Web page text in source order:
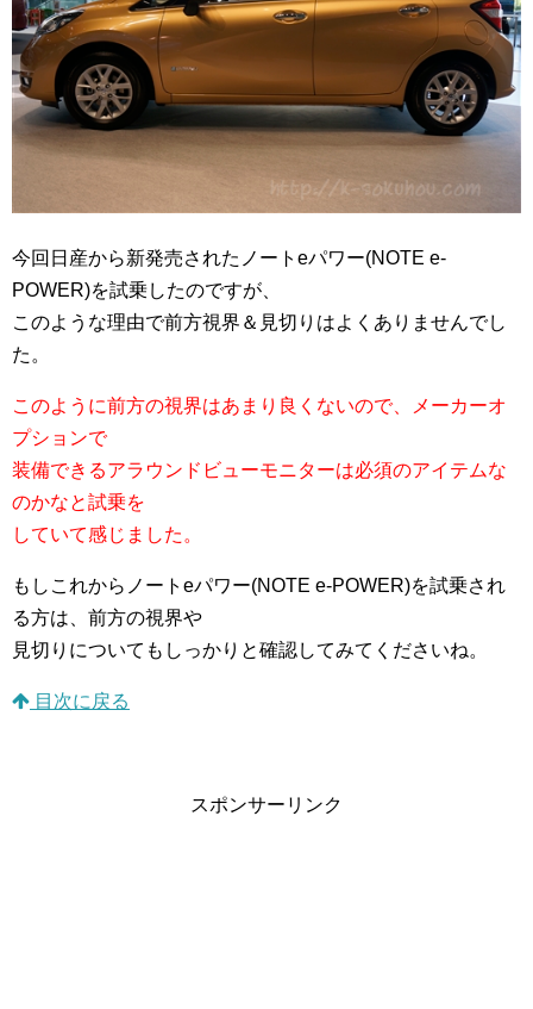
今回日産から新発売されたノートeパワー(NOTE e-
POWER)を試乗したのですが、
このような理由で前方視界＆見切りはよくありませんでし
た。
このように前方の視界はあまり良くないので、メーカーオ
プションで
装備できるアラウンドビューモニターは必須のアイテムな
のかなと試乗を
していて感じました。
もしこれからノートeパワー(NOTE e-POWER)を試乗され
る方は、前方の視界や
見切りについてもしっかりと確認してみてくださいね。
目次に戻る
スポンサーリンク